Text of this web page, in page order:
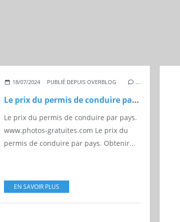
18/07/2024 PUBLIÉ DEPUIS OVERBLOG …
Le prix du permis de conduire par pays.
Le prix du permis de conduire par pays.
www.photos-gratuites.com Le prix du
permis de conduire par pays. Obtenir...
EN SAVOIR PLUS